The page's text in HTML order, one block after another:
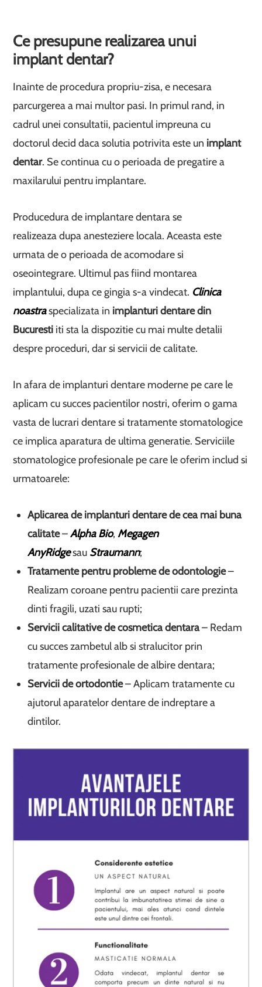
Ce presupune realizarea unui
implant dentar?
Inainte de procedura propriu-zisa, e necesara
parcurgerea a mai multor pasi. In primul rand, in
cadrul unei consultatii, pacientul impreuna cu
doctorul decid daca solutia potrivita este un implant
dentar. Se continua cu o perioada de pregatire a
maxilarului pentru implantare.
Producedura de implantare dentara se
realizeaza dupa anesteziere locala. Aceasta este
urmata de o perioada de acomodare si
oseointegrare. Ultimul pas fiind montarea
implantului, dupa ce gingia s-a vindecat. Clinica
noastraspecializata in implanturi dentare din
Bucuresti iti sta la dispozitie cu mai multe detalii
despre proceduri, dar si servicii de calitate.
In afara de implanturi dentare moderne pe care le
aplicam cu succes pacientilor nostri, oferim o gama
vasta de lucrari dentare si tratamente stomatologice
ce implica aparatura de ultima generatie. Serviciile
stomatologice profesionale pe care le oferim includ si
urmatoarele:
Aplicarea de implanturi dentare de cea mai buna
calitate–Alpha Bio,Megagen
AnyRidgesau Straumann;
Tratamente pentru probleme de odontologie–
Realizam coroane pentru pacientii care prezinta
dinti fragili, uzati sau rupti;
Servicii calitative de cosmetica dentara– Redam
cu succes zambetul alb si stralucitor prin
tratamente profesionale de albire dentara;
Servicii de ortodontie– Aplicam tratamente cu
ajutorul aparatelor dentare de indreptare a
dintilor.